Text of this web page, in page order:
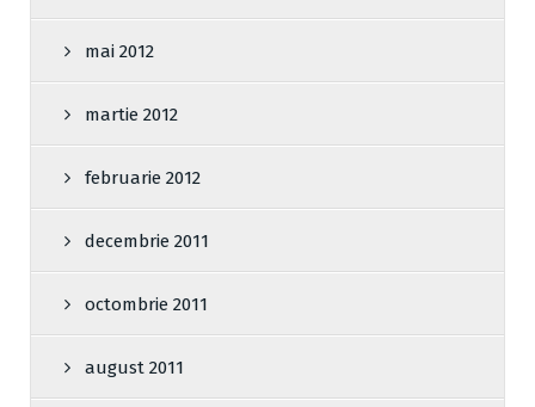
mai 2012
martie 2012
februarie 2012
decembrie 2011
octombrie 2011
august 2011